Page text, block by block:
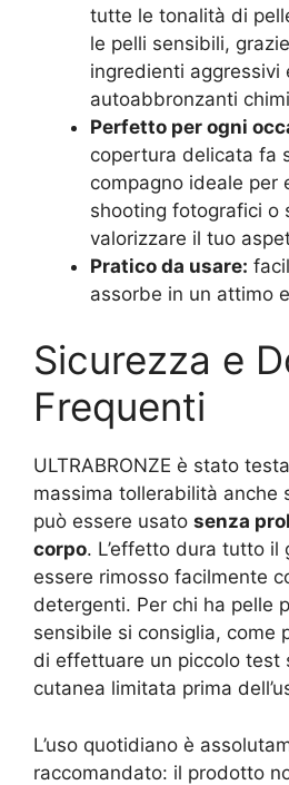
tutte le tonalità di
le pelli sensibili,
ingredienti aggressivi
autoabbronzanti
Perfetto per ogni
copertura delicata fa
compagno ideale per
shooting fotografici o
valorizzare il tuo
Pratico da usare:
assorbe in un attimo
Sicurezza e
Frequenti
ULTRABRONZE è stato
massima tollerabilità anche
può essere usato senza
corpo. L’effetto dura tutto il
essere rimosso facilmente
detergenti. Per chi ha pelle
sensibile si consiglia, come
di effettuare un piccolo test
cutanea limitata prima
L’uso quotidiano è
raccomandato: il prodotto